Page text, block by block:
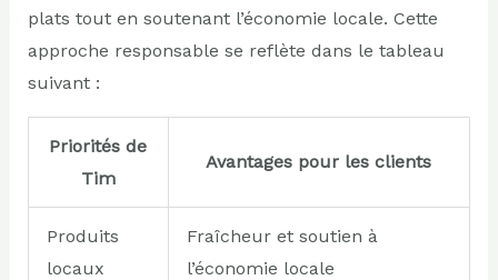
plats tout en soutenant l’économie locale. Cette
approche responsable se reflète dans le tableau
suivant :
Priorités de
Tim
Avantages pour les clients
Produits
locaux
Fraîcheur et soutien à
l’économie locale